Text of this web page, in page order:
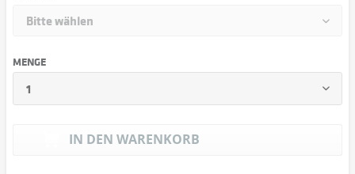
MENGE
IN DEN WARENKORB